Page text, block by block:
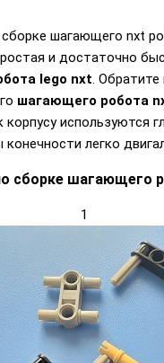
шагающего nxt
и достаточно
lego nxt. Обратите
шагающего робота
корпусу используются
легко
сборке шагающего
1